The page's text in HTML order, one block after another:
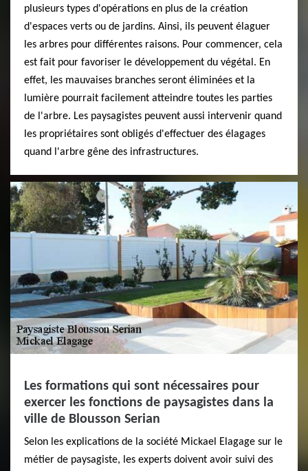
plusieurs types d'opérations en plus de la création
d'espaces verts ou de jardins. Ainsi, ils peuvent élaguer
les arbres pour différentes raisons. Pour commencer, cela
est fait pour favoriser le développement du végétal. En
effet, les mauvaises branches seront éliminées et la
lumière pourrait facilement atteindre toutes les parties
de l'arbre. Les paysagistes peuvent aussi intervenir quand
les propriétaires sont obligés d'effectuer des élagages
quand l'arbre gêne des infrastructures.
Les formations qui sont nécessaires pour
exercer les fonctions de paysagistes dans la
ville de Blousson Serian
Selon les explications de la société Mickael Elagage sur le
métier de paysagiste, les experts doivent avoir suivi des